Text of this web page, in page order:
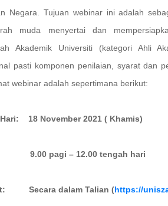
Negara. Tujuan webinar ini adalah
muda menyertai dan
Akademik Universiti (kategori Ahli
pasti komponen penilaian, syarat dan
webinar adalah sepertimana berikut:
18 November 2021 ( Khamis)
9.00 pagi – 12.00 tengah hari
Secara dalam Talian (https://